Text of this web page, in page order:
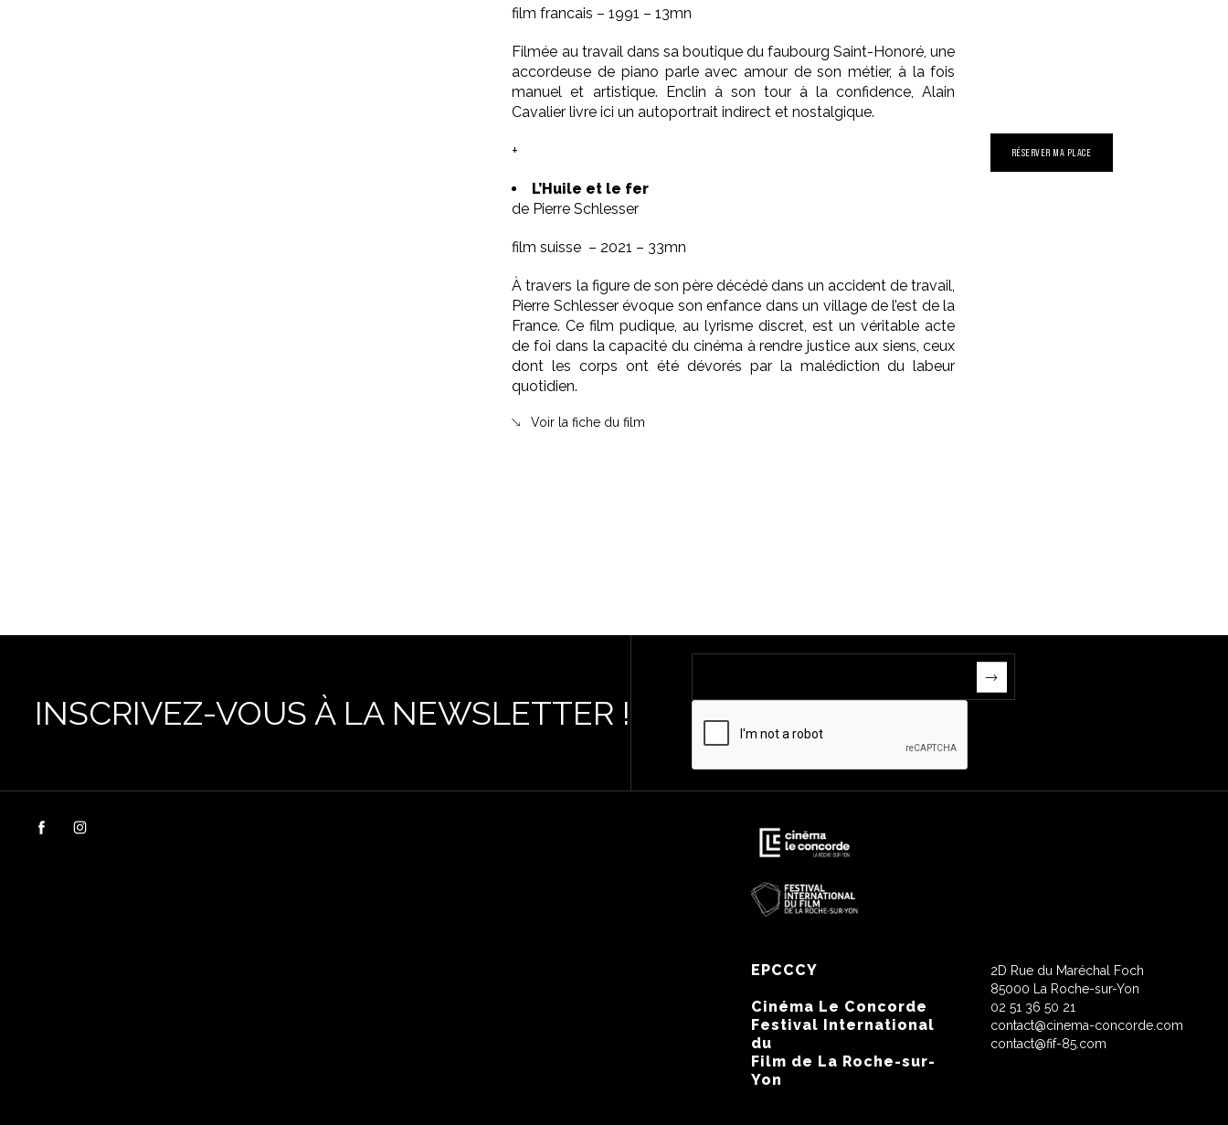
film francais – 1991 – 13mn
Filmée au travail dans sa boutique du faubourg Saint-Honoré, une
accordeuse de piano parle avec amour de son métier, à la fois
manuel et artistique. Enclin à son tour à la confidence, Alain
Cavalier livre ici un autoportrait indirect et nostalgique.
+
L’Huile et le fer
de Pierre Schlesser
film suisse – 2021 – 33mn
À travers la figure de son père décédé dans un accident de travail,
Pierre Schlesser évoque son enfance dans un village de l’est de la
France. Ce film pudique, au lyrisme discret, est un véritable acte
de foi dans la capacité du cinéma à rendre justice aux siens, ceux
dont les corps ont été dévorés par la malédiction du labeur
quotidien.
Voir la fiche du film
RÉSERVER MA PLACE
INSCRIVEZ-VOUS À LA NEWSLETTER !
EPCCCY
Cinéma Le Concorde
Festival International
du
Film de La Roche-sur-
Yon
2D Rue du Maréchal Foch
85000 La Roche-sur-Yon
02 51 36 50 21
contact@cinema-concorde.com
contact@fif-85.com